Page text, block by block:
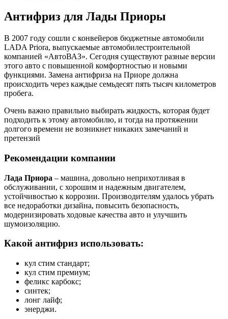
Антифриз для Лады Приоры
В 2007 году сошли с конвейеров бюджетные автомобили
LADA Priora, выпускаемые автомобилестроительной
компанией «АвтоВАЗ». Сегодня существуют разные версии
этого авто с повышенной комфортностью и новыми
функциями. Замена антифриза на Приоре должна
происходить через каждые семьдесят пять тысяч километров
пробега.
Очень важно правильно выбирать жидкость, которая будет
подходить к этому автомобилю, и тогда на протяжении
долгого времени не возникнет никаких замечаний и
претензий
Рекомендации компании
Лада Приора – машина, довольно неприхотливая в
обслуживании, с хорошим и надежным двигателем,
устойчивостью к коррозии. Производителям удалось убрать
все недоработки дизайна, повысить безопасность,
модернизировать ходовые качества авто и улучшить
шумоизоляцию.
Какой антифриз использовать:
кул стим стандарт;
кул стим премиум;
феликс карбокс;
синтек;
лонг лайф;
энерджи.